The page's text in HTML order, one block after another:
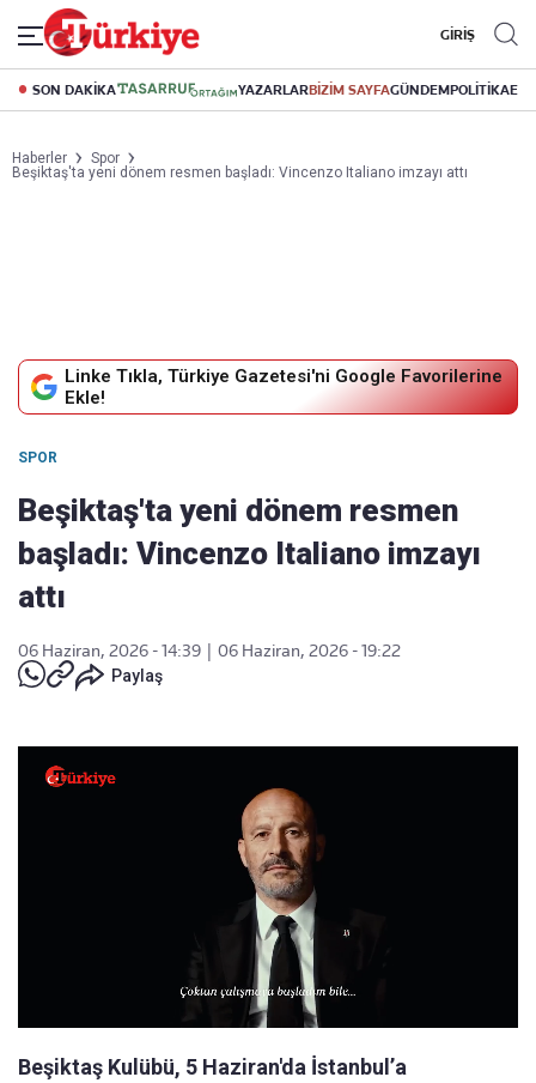
GİRİŞ
SON DAKİKA YAZARLARBİZİM SAYFAGÜNDEMPOLİTİKA
Haberler
Spor
Beşiktaş'ta yeni dönem resmen başladı: Vincenzo Italiano imzayı attı
Linke Tıkla, Türkiye Gazetesi'ni Google Favorilerine
Ekle!
SPOR
Beşiktaş'ta yeni dönem resmen
başladı: Vincenzo Italiano imzayı
attı
06 Haziran, 2026 - 14:39
06 Haziran, 2026 - 19:22
Paylaş
Beşiktaş Kulübü, 5 Haziran'da İstanbul’a